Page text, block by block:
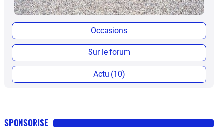
Occasions
Sur le forum
Actu (10)
SPONSORISE